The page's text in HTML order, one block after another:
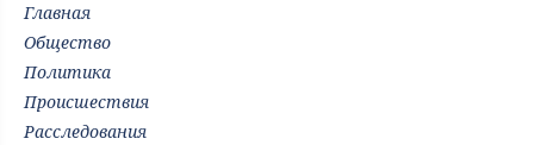
Главная
Общество
Политика
Происшествия
Расследования